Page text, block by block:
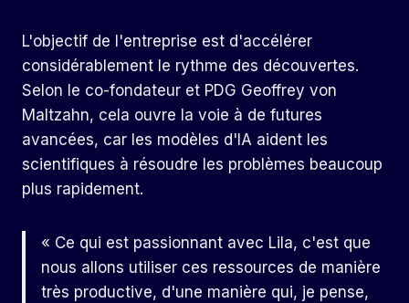
L'objectif de l'entreprise est d'accélérer
considérablement le rythme des découvertes.
Selon le co-fondateur et PDG Geoffrey von
Maltzahn, cela ouvre la voie à de futures
avancées, car les modèles d'IA aident les
scientifiques à résoudre les problèmes beaucoup
plus rapidement.
« Ce qui est passionnant avec Lila, c'est que
nous allons utiliser ces ressources de manière
très productive, d'une manière qui, je pense,